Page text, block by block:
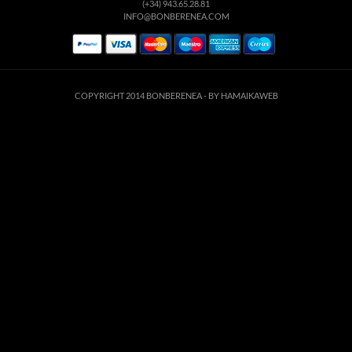
(+34) 943.65.28.81
INFO@BONBERENEA.COM
COPYRIGHT 2014 BONBERENEA - BY HAMAIKAWEB